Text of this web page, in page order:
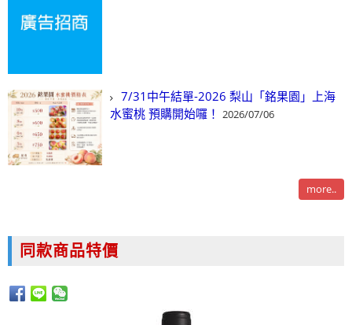
7/31中午結單-2026 梨山「銘果園」上海
水蜜桃 預購開始囉！ 2026/07/06
more..
同款商品特價